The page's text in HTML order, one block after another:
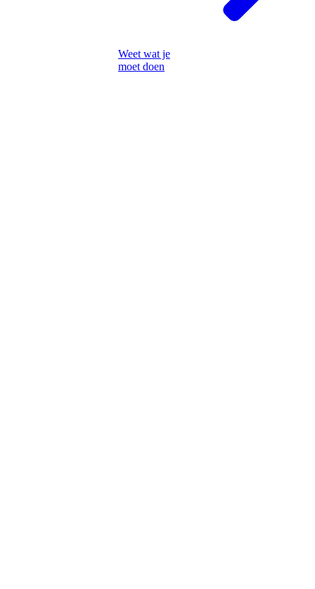
Weet wat je
moet doen